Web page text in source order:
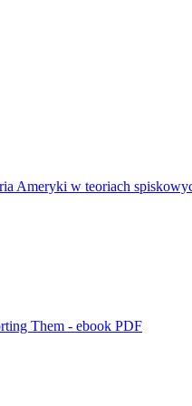
Ameryki w teoriach
Them - ebook PDF